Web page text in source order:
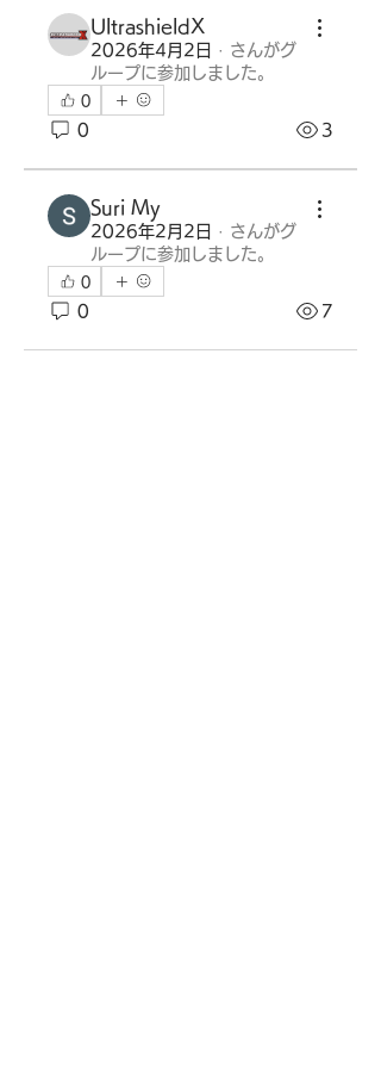
UltrashieldX
2026年4月2日 · さんがグ
ループに参加しました。
0
0 3
Suri My
2026年2月2日 · さんがグ
ループに参加しました。
0
0 7